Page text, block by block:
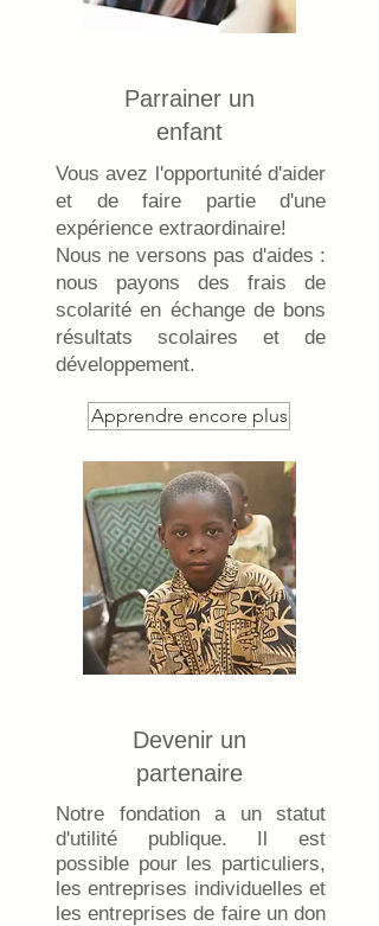
Parrainer un
enfant
Vous avez l'opportunité d'aider
et de faire partie d'une
expérience extraordinaire!
Nous ne versons pas d'aides :
nous payons des frais de
scolarité en échange de bons
résultats scolaires et de
développement.
Apprendre encore plus
Devenir un
partenaire
Notre fondation a un statut
d'utilité publique. Il est
possible pour les particuliers,
les entreprises individuelles et
les entreprises de faire un don